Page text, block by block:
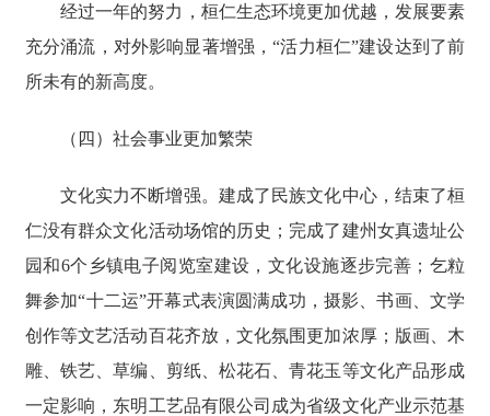
经过一年的努力，桓仁生态环境更加优越，发展要素
充分涌流，对外影响显著增强，“活力桓仁”建设达到了前
所未有的新高度。
（四）社会事业更加繁荣
文化实力不断增强。建成了民族文化中心，结束了桓
仁没有群众文化活动场馆的历史；完成了建州女真遗址公
园和6个乡镇电子阅览室建设，文化设施逐步完善；乞粒
舞参加“十二运”开幕式表演圆满成功，摄影、书画、文学
创作等文艺活动百花齐放，文化氛围更加浓厚；版画、木
雕、铁艺、草编、剪纸、松花石、青花玉等文化产品形成
一定影响，东明工艺品有限公司成为省级文化产业示范基